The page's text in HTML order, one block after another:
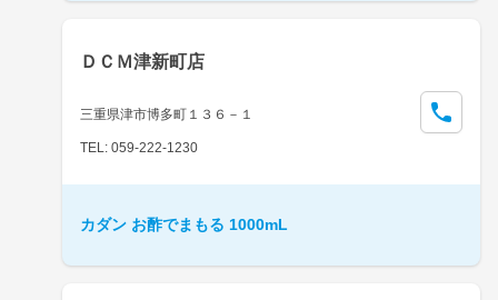
ＤＣＭ津新町店
三重県津市博多町１３６－１
TEL: 059-222-1230
カダン お酢でまもる 1000mL